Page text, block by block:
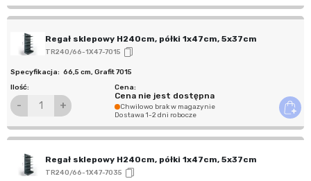
Regał sklepowy H240cm, półki 1x47cm, 5x37cm
TR240/66-1X47-7015
66,5 cm, Grafit 7015
- +
Cena nie jest dostępna
Chwilowo brak w magazynie
Dostawa 1-2 dni robocze
Regał sklepowy H240cm, półki 1x47cm, 5x37cm
TR240/66-1X47-7035